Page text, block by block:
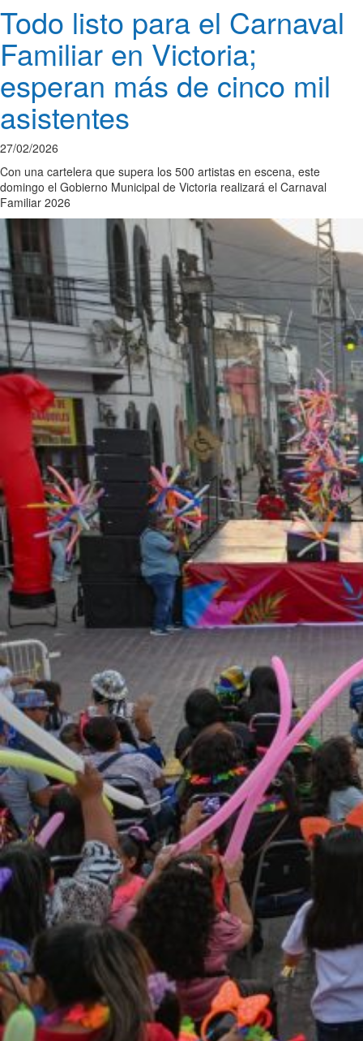
Todo listo para el Carnaval
Familiar en Victoria;
esperan más de cinco mil
asistentes
27/02/2026
Con una cartelera que supera los 500 artistas en escena, este
domingo el Gobierno Municipal de Victoria realizará el Carnaval
Familiar 2026